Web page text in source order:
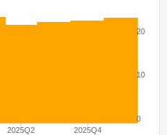
2025Q2 2025Q4
0
10
20